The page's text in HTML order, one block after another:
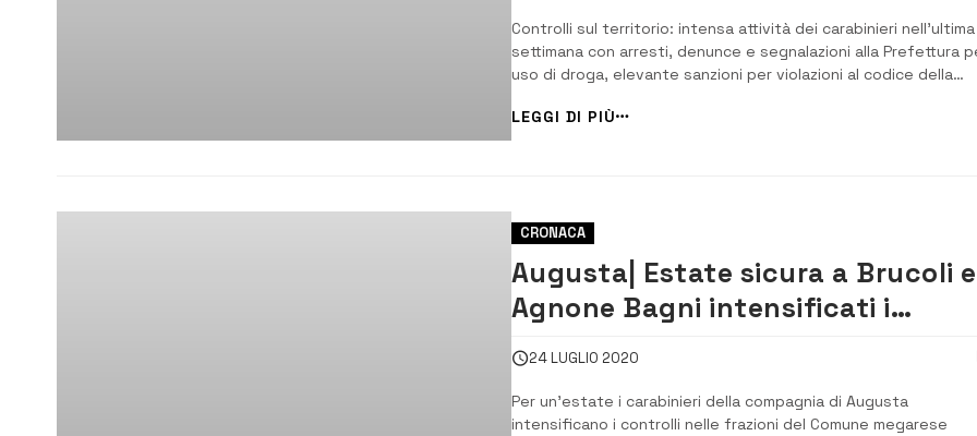
Controlli sul territorio: intensa attività dei carabinieri nell’ultima
settimana con arresti, denunce e segnalazioni alla Prefettura
uso di droga, elevante sanzioni per violazioni al codice della
la presenza di una discarica abusiva sulla SS 114. [/] La presenza
una...
LEGGI DI PIÙ
CRONACA
Augusta| Estate sicura a Brucoli
Agnone Bagni intensificati i
controlli
24 LUGLIO 2020
Per un’estate i carabinieri della compagnia di Augusta
intensificano i controlli nelle frazioni del Comune megarese